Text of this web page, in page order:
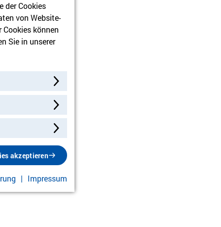
der Cookies
von Website-
können
Sie in unserer
akzeptieren
Impressum